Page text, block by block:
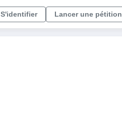
S'identifier Lancer une pétition